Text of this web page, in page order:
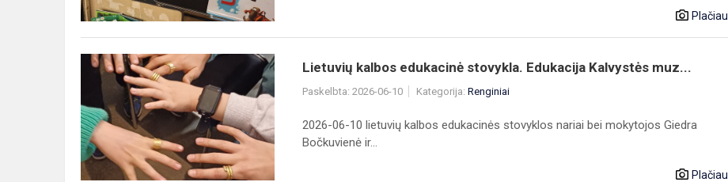
Plačiau
Lietuvių
kalbos
edukacinė
stovykla.
Edukacija
Kalvystės
muz...
Lietuvių kalbos edukacinė stovykla. Edukacija Kalvystės muz...
Paskelbta: 2026-06-10 Kategorija: Renginiai
2026-06-10 lietuvių kalbos edukacinės stovyklos nariai bei mokytojos Giedra
Bočkuvienė ir...
Plačiau